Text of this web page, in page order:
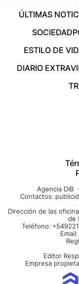
ÚLTIMAS
SOCIEDAD
ESTILO DE
DIARIO EXTRA
Agencia DIB
Contactos:
Dirección de las
de
Teléfono:
Email:
Editor
Empresa